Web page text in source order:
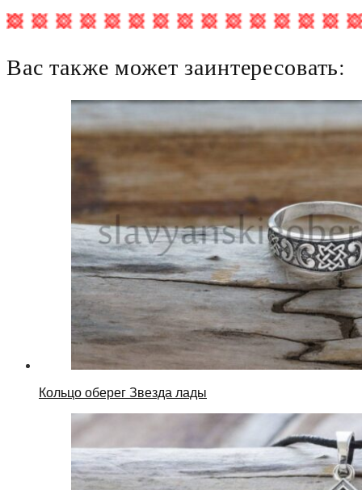
Вас также может заинтересовать:
Кольцо оберег Звезда лады